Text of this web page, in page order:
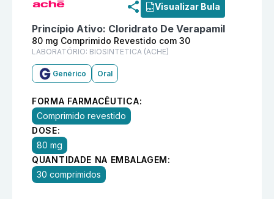
Visualizar Bula
Princípio Ativo: Cloridrato De Verapamil
80 mg Comprimido Revestido com 30
LABORATÓRIO: BIOSINTETICA (ACHE)
Genérico Oral
FORMA FARMACÊUTICA:
Comprimido revestido
DOSE:
80 mg
QUANTIDADE NA EMBALAGEM:
30 comprimidos